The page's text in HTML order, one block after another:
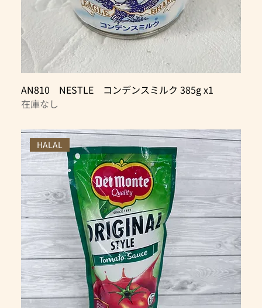
AN810 NESTLE コンデンスミルク 385g x1
在庫なし
HALAL